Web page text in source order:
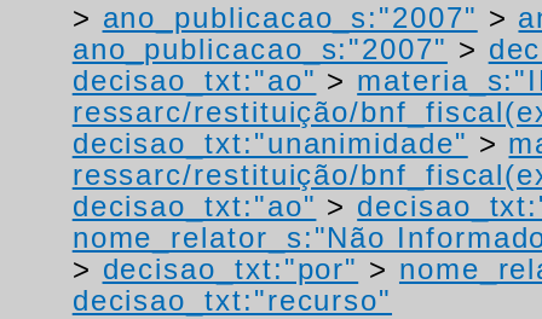
> ano_publicacao_s:"2007" >
ano_publicacao_s:"2007" >
decisao_txt:"ao" >
ressarc/restituição/
decisao_txt:"unanimidade" >
ressarc/restituição/
decisao_txt:"ao" >
nome_relator_s:"Não
> decisao_txt:"por" >
decisao_txt:"recurso"